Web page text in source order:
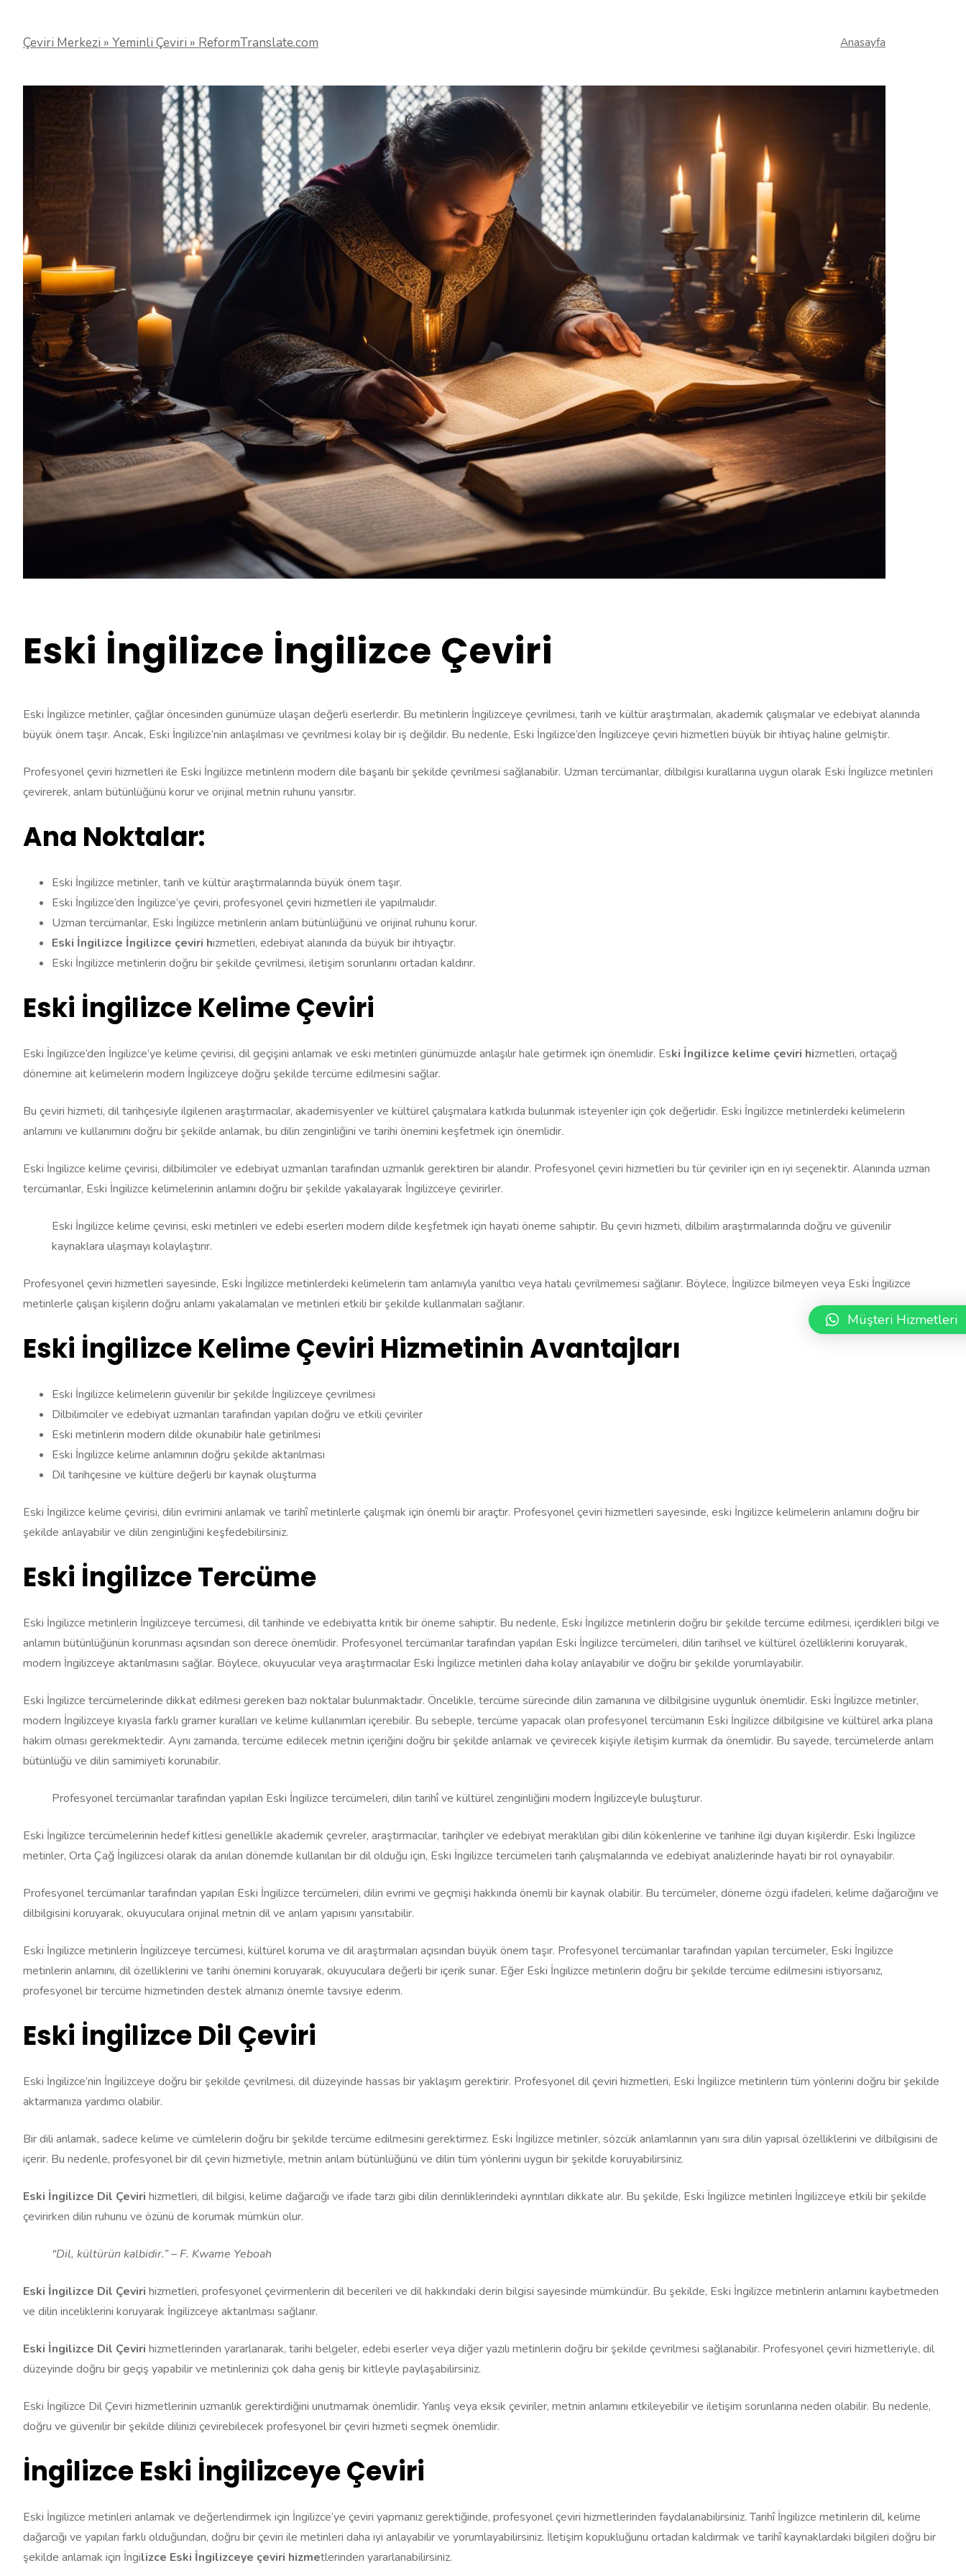
Çeviri Merkezi » Yeminli Çeviri » ReformTranslate.com Anasayfa
Eski İngilizce İngilizce Çeviri
Eski İngilizce metinler, çağlar öncesinden günümüze ulaşan değerli eserlerdir. Bu metinlerin İngilizceye çevrilmesi, tarih ve kültür araştırmaları, akademik çalışmalar ve edebiyat alanında
büyük önem taşır. Ancak, Eski İngilizce’nin anlaşılması ve çevrilmesi kolay bir iş değildir. Bu nedenle, Eski İngilizce’den İngilizceye çeviri hizmetleri büyük bir ihtiyaç haline gelmiştir.
Profesyonel çeviri hizmetleri ile Eski İngilizce metinlerin modern dile başarılı bir şekilde çevrilmesi sağlanabilir. Uzman tercümanlar, dilbilgisi kurallarına uygun olarak Eski İngilizce metinleri
çevirerek, anlam bütünlüğünü korur ve orijinal metnin ruhunu yansıtır.
Ana Noktalar:
Eski İngilizce metinler, tarih ve kültür araştırmalarında büyük önem taşır.
Eski İngilizce’den İngilizce’ye çeviri, profesyonel çeviri hizmetleri ile yapılmalıdır.
Uzman tercümanlar, Eski İngilizce metinlerin anlam bütünlüğünü ve orijinal ruhunu korur.
Eski İngilizce İngilizce çeviri hizmetleri, edebiyat alanında da büyük bir ihtiyaçtır.
Eski İngilizce metinlerin doğru bir şekilde çevrilmesi, iletişim sorunlarını ortadan kaldırır.
Eski İngilizce Kelime Çeviri
Eski İngilizce’den İngilizce’ye kelime çevirisi, dil geçişini anlamak ve eski metinleri günümüzde anlaşılır hale getirmek için önemlidir. Eski İngilizce kelime çeviri hizmetleri, ortaçağ
dönemine ait kelimelerin modern İngilizceye doğru şekilde tercüme edilmesini sağlar.
Bu çeviri hizmeti, dil tarihçesiyle ilgilenen araştırmacılar, akademisyenler ve kültürel çalışmalara katkıda bulunmak isteyenler için çok değerlidir. Eski İngilizce metinlerdeki kelimelerin
anlamını ve kullanımını doğru bir şekilde anlamak, bu dilin zenginliğini ve tarihi önemini keşfetmek için önemlidir.
Eski İngilizce kelime çevirisi, dilbilimciler ve edebiyat uzmanları tarafından uzmanlık gerektiren bir alandır. Profesyonel çeviri hizmetleri bu tür çeviriler için en iyi seçenektir. Alanında uzman
tercümanlar, Eski İngilizce kelimelerinin anlamını doğru bir şekilde yakalayarak İngilizceye çevirirler.
Eski İngilizce kelime çevirisi, eski metinleri ve edebi eserleri modern dilde keşfetmek için hayati öneme sahiptir. Bu çeviri hizmeti, dilbilim araştırmalarında doğru ve güvenilir
kaynaklara ulaşmayı kolaylaştırır.
Profesyonel çeviri hizmetleri sayesinde, Eski İngilizce metinlerdeki kelimelerin tam anlamıyla yanıltıcı veya hatalı çevrilmemesi sağlanır. Böylece, İngilizce bilmeyen veya Eski İngilizce
metinlerle çalışan kişilerin doğru anlamı yakalamaları ve metinleri etkili bir şekilde kullanmaları sağlanır.
Eski İngilizce Kelime Çeviri Hizmetinin Avantajları
Eski İngilizce kelimelerin güvenilir bir şekilde İngilizceye çevrilmesi
Dilbilimciler ve edebiyat uzmanları tarafından yapılan doğru ve etkili çeviriler
Eski metinlerin modern dilde okunabilir hale getirilmesi
Eski İngilizce kelime anlamının doğru şekilde aktarılması
Dil tarihçesine ve kültüre değerli bir kaynak oluşturma
Eski İngilizce kelime çevirisi, dilin evrimini anlamak ve tarihî metinlerle çalışmak için önemli bir araçtır. Profesyonel çeviri hizmetleri sayesinde, eski İngilizce kelimelerin anlamını doğru bir
şekilde anlayabilir ve dilin zenginliğini keşfedebilirsiniz.
Eski İngilizce Tercüme
Eski İngilizce metinlerin İngilizceye tercümesi, dil tarihinde ve edebiyatta kritik bir öneme sahiptir. Bu nedenle, Eski İngilizce metinlerin doğru bir şekilde tercüme edilmesi, içerdikleri bilgi ve
anlamın bütünlüğünün korunması açısından son derece önemlidir. Profesyonel tercümanlar tarafından yapılan Eski İngilizce tercümeleri, dilin tarihsel ve kültürel özelliklerini koruyarak,
modern İngilizceye aktarılmasını sağlar. Böylece, okuyucular veya araştırmacılar Eski İngilizce metinleri daha kolay anlayabilir ve doğru bir şekilde yorumlayabilir.
Eski İngilizce tercümelerinde dikkat edilmesi gereken bazı noktalar bulunmaktadır. Öncelikle, tercüme sürecinde dilin zamanına ve dilbilgisine uygunluk önemlidir. Eski İngilizce metinler,
modern İngilizceye kıyasla farklı gramer kuralları ve kelime kullanımları içerebilir. Bu sebeple, tercüme yapacak olan profesyonel tercümanın Eski İngilizce dilbilgisine ve kültürel arka plana
hakim olması gerekmektedir. Aynı zamanda, tercüme edilecek metnin içeriğini doğru bir şekilde anlamak ve çevirecek kişiyle iletişim kurmak da önemlidir. Bu sayede, tercümelerde anlam
bütünlüğü ve dilin samimiyeti korunabilir.
Profesyonel tercümanlar tarafından yapılan Eski İngilizce tercümeleri, dilin tarihî ve kültürel zenginliğini modern İngilizceyle buluşturur.
Eski İngilizce tercümelerinin hedef kitlesi genellikle akademik çevreler, araştırmacılar, tarihçiler ve edebiyat meraklıları gibi dilin kökenlerine ve tarihine ilgi duyan kişilerdir. Eski İngilizce
metinler, Orta Çağ İngilizcesi olarak da anılan dönemde kullanılan bir dil olduğu için, Eski İngilizce tercümeleri tarih çalışmalarında ve edebiyat analizlerinde hayati bir rol oynayabilir.
Profesyonel tercümanlar tarafından yapılan Eski İngilizce tercümeleri, dilin evrimi ve geçmişi hakkında önemli bir kaynak olabilir. Bu tercümeler, döneme özgü ifadeleri, kelime dağarcığını ve
dilbilgisini koruyarak, okuyuculara orijinal metnin dil ve anlam yapısını yansıtabilir.
Eski İngilizce metinlerin İngilizceye tercümesi, kültürel koruma ve dil araştırmaları açısından büyük önem taşır. Profesyonel tercümanlar tarafından yapılan tercümeler, Eski İngilizce
metinlerin anlamını, dil özelliklerini ve tarihi önemini koruyarak, okuyuculara değerli bir içerik sunar. Eğer Eski İngilizce metinlerin doğru bir şekilde tercüme edilmesini istiyorsanız,
profesyonel bir tercüme hizmetinden destek almanızı önemle tavsiye ederim.
Eski İngilizce Dil Çeviri
Eski İngilizce’nin İngilizceye doğru bir şekilde çevrilmesi, dil düzeyinde hassas bir yaklaşım gerektirir. Profesyonel dil çeviri hizmetleri, Eski İngilizce metinlerin tüm yönlerini doğru bir şekilde
aktarmanıza yardımcı olabilir.
Bir dili anlamak, sadece kelime ve cümlelerin doğru bir şekilde tercüme edilmesini gerektirmez. Eski İngilizce metinler, sözcük anlamlarının yanı sıra dilin yapısal özelliklerini ve dilbilgisini de
içerir. Bu nedenle, profesyonel bir dil çeviri hizmetiyle, metnin anlam bütünlüğünü ve dilin tüm yönlerini uygun bir şekilde koruyabilirsiniz.
Eski İngilizce Dil Çeviri hizmetleri, dil bilgisi, kelime dağarcığı ve ifade tarzı gibi dilin derinliklerindeki ayrıntıları dikkate alır. Bu şekilde, Eski İngilizce metinleri İngilizceye etkili bir şekilde
çevirirken dilin ruhunu ve özünü de korumak mümkün olur.
“Dil, kültürün kalbidir.” – F. Kwame Yeboah
Eski İngilizce Dil Çeviri hizmetleri, profesyonel çevirmenlerin dil becerileri ve dil hakkındaki derin bilgisi sayesinde mümkündür. Bu şekilde, Eski İngilizce metinlerin anlamını kaybetmeden
ve dilin inceliklerini koruyarak İngilizceye aktarılması sağlanır.
Eski İngilizce Dil Çeviri hizmetlerinden yararlanarak, tarihi belgeler, edebi eserler veya diğer yazılı metinlerin doğru bir şekilde çevrilmesi sağlanabilir. Profesyonel çeviri hizmetleriyle, dil
düzeyinde doğru bir geçiş yapabilir ve metinlerinizi çok daha geniş bir kitleyle paylaşabilirsiniz.
Eski İngilizce Dil Çeviri hizmetlerinin uzmanlık gerektirdiğini unutmamak önemlidir. Yanlış veya eksik çeviriler, metnin anlamını etkileyebilir ve iletişim sorunlarına neden olabilir. Bu nedenle,
doğru ve güvenilir bir şekilde dilinizi çevirebilecek profesyonel bir çeviri hizmeti seçmek önemlidir.
İngilizce Eski İngilizceye Çeviri
Eski İngilizce metinleri anlamak ve değerlendirmek için İngilizce’ye çeviri yapmanız gerektiğinde, profesyonel çeviri hizmetlerinden faydalanabilirsiniz. Tarihî İngilizce metinlerin dil, kelime
dağarcığı ve yapıları farklı olduğundan, doğru bir çeviri ile metinleri daha iyi anlayabilir ve yorumlayabilirsiniz. İletişim kopukluğunu ortadan kaldırmak ve tarihî kaynaklardaki bilgileri doğru bir
şekilde anlamak için İngilizce Eski İngilizceye çeviri hizmetlerinden yararlanabilirsiniz.
Müşteri Hizmetleri